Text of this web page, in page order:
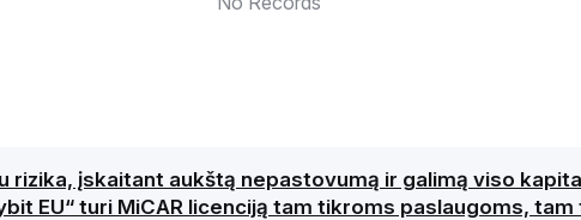
įskaitant aukštą nepastovumą ir galimą viso
EU“ turi MiCAR licenciją tam tikroms paslaugoms,